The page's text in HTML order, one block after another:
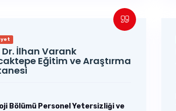
Dr. İlhan Varank
Eğitim ve Araştırma
Bölümü Personel Yetersizliği ve